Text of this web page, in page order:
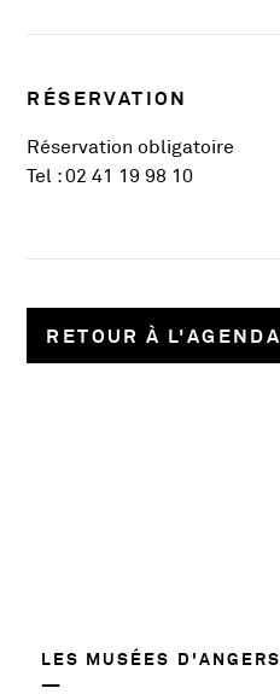
RÉSERVATION
Réservation obligatoire
Tel : 02 41 19 98 10
RETOUR À L'AGENDA
LES MUSÉES D'ANGERS